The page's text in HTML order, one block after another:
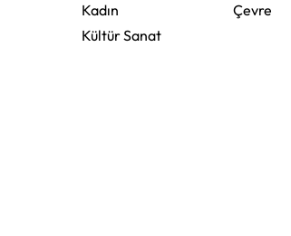
Kadın
Kültür Sanat
Çevre